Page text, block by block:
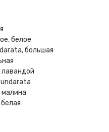
белое
большая
лавандой